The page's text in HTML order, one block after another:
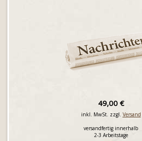
49,00 €
inkl. MwSt. zzgl. Versand
versandfertig innerhalb
2-3 Arbeitstage